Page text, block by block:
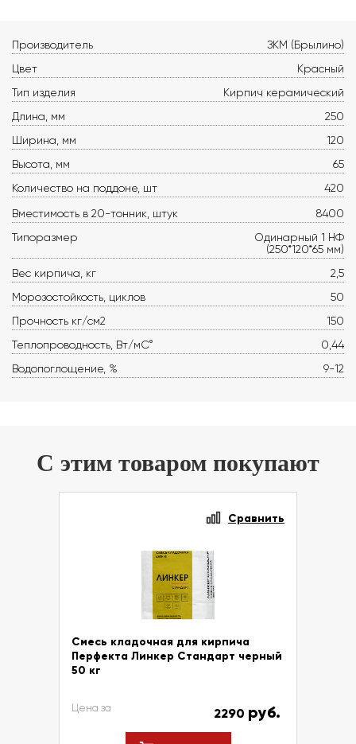
Производитель
ЗКМ (Брылино)
Цвет
Красный
Тип изделия
Кирпич керамический
Длина, мм
250
Ширина, мм
120
Высота, мм
65
Количество на поддоне, шт
420
Вместимость в 20-тонник, штук
8400
Типоразмер
Одинарный 1 НФ
(250*120*65 мм)
Вес кирпича, кг
2,5
Морозостойкость, циклов
50
Прочность кг/см2
150
Теплопроводность, Вт/мС°
0,44
Водопоглощение, %
9-12
С этим товаром покупают
Сравнить
Смесь кладочная для кирпича
Перфекта Линкер Стандарт черный
50 кг
Цена за 2290 руб.